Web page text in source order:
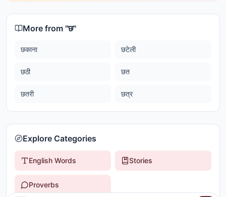
More from "छ"
छकाना छटेली
छठी छत
छतरी छत्र
Explore Categories
English Words Stories
Proverbs